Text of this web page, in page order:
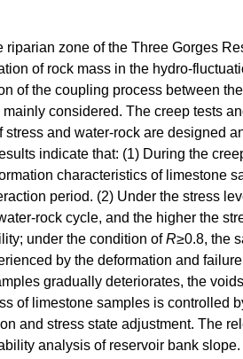
zone of the Three Gorges
of rock mass in the hydro-
of the coupling process between
considered. The creep tests
and water-rock are designed
indicate that: (1) During the
characteristics of limestone
period. (2) Under the stress
rock cycle, and the higher the
under the condition ofR≥0.8, the
by the deformation and
gradually deteriorates, the
of limestone samples is controlled
and stress state adjustment. The
analysis of reservoir bank slope.